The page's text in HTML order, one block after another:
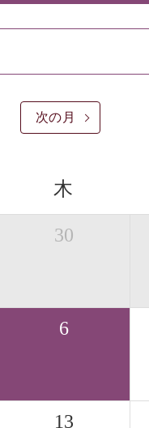
次の月
木
30
6
13